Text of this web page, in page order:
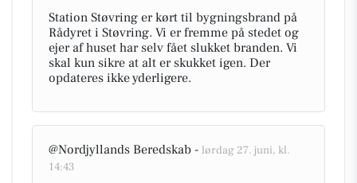
Station Støvring er kørt til bygningsbrand på
Rådyret i Støvring. Vi er fremme på stedet og
ejer af huset har selv fået slukket branden. Vi
skal kun sikre at alt er skukket igen. Der
opdateres ikke yderligere.
@Nordjyllands Beredskab - lørdag 27. juni, kl.
14:43